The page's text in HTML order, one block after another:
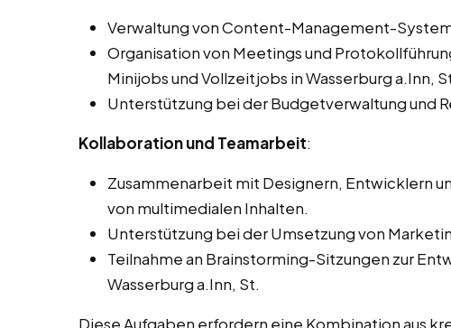
Verwaltung von Content-Management-
Organisation von Meetings und
Minijobs und Vollzeitjobs in Wasserburg a.Inn,
Unterstützung bei der Budgetverwaltung und
Kollaboration und Teamarbeit:
Zusammenarbeit mit Designern, Entwicklern
von multimedialen Inhalten.
Unterstützung bei der Umsetzung von
Teilnahme an Brainstorming-Sitzungen zur
Wasserburg a.Inn, St.
Diese Aufgaben erfordern eine Kombination aus